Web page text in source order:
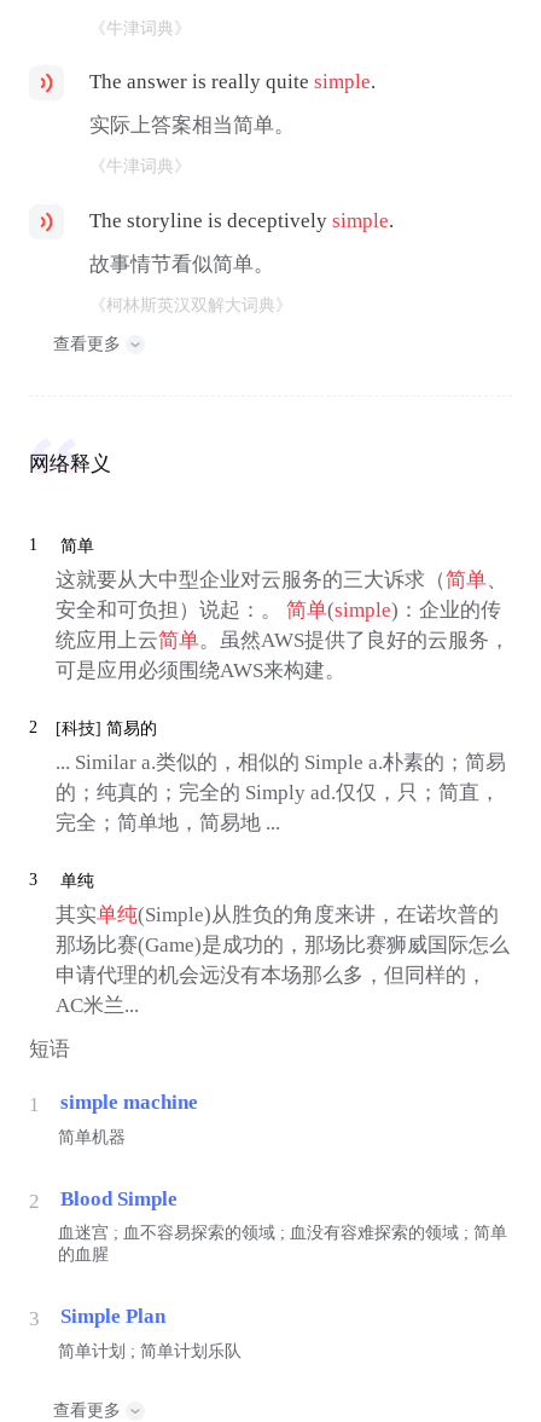
《牛津词典》
The answer is really quitesimple.
实际上答案相当简单。
《牛津词典》
The storyline is deceptivelysimple.
故事情节看似简单。
《柯林斯英汉双解大词典》
查看更多
网络释义
1 简单
这就要从大中型企业对云服务的三大诉求（简单、
安全和可负担）说起：。 简单(simple)：企业的传
统应用上云简单。虽然AWS提供了良好的云服务，
可是应用必须围绕AWS来构建。
2 [科技] 简易的
... Similar a.类似的，相似的 Simple a.朴素的；简易
的；纯真的；完全的 Simply ad.仅仅，只；简直，
完全；简单地，简易地 ...
3 单纯
其实单纯(Simple)从胜负的角度来讲，在诺坎普的
那场比赛(Game)是成功的，那场比赛狮威国际怎么
申请代理的机会远没有本场那么多，但同样的，
AC米兰...
短语
1 simple machine
简单机器
2 Blood Simple
血迷宫 ; 血不容易探索的领域 ; 血没有容难探索的领域 ; 简单
的血腥
3 Simple Plan
简单计划 ; 简单计划乐队
查看更多